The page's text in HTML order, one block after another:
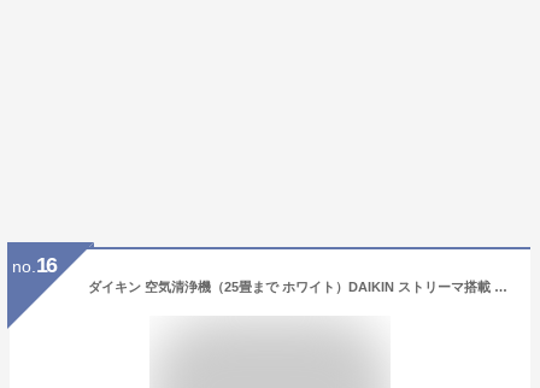
no. 16
ダイキン 空気清浄機（25畳まで ホワイト）DAIKIN ストリーマ搭載 MC55X-W